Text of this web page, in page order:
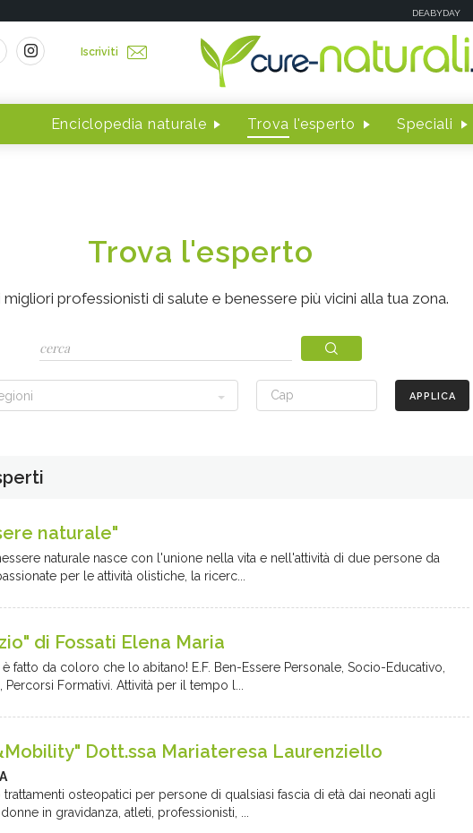
DEABYDAY
Iscriviti
Enciclopedia naturale Trova l'esperto Speciali
Trova l'esperto
migliori professionisti di salute e benessere più vicini alla tua zona.
APPLICA
naturale"
naturale nasce con l'unione nella vita e nell'attività di due persone da
per le attività olistiche, la ricerc...
di Fossati Elena Maria
è fatto da coloro che lo abitano! E.F. Ben-Essere Personale, Socio-Educativo,
Percorsi Formativi. Attività per il tempo l...
Dott.ssa Mariateresa Laurenziello
osteopatici per persone di qualsiasi fascia di età dai neonati agli
in gravidanza, atleti, professionisti, ...